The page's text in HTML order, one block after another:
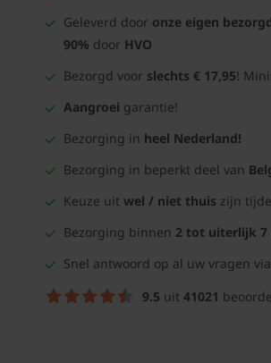
Geleverd door onze eigen
90% door HVO
Bezorgd voor slechts € 17,95!
Aangroei garantie!
Bezorging in heel Nederland!
Bezorging in beperkt deel van
Keuze uit wel / niet thuis zijn
Bezorging binnen 2 tot uiterlijk 7
Snel antwoord op al uw vragen
9.5 uit 41021